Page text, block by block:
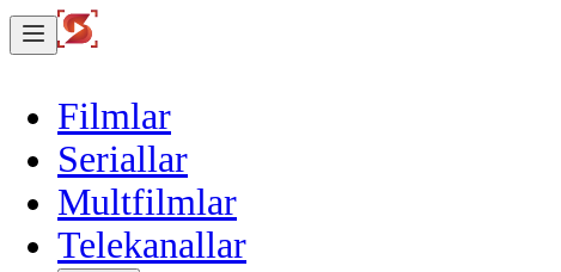
Filmlar
Seriallar
Multfilmlar
Telekanallar